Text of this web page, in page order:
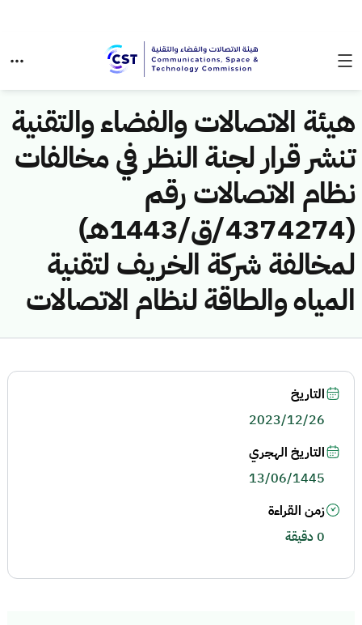
هيئة الاتصالات والفضاء والتقنية
تنشر قرار لجنة النظر في مخالفات
نظام الاتصالات رقم
(4374274/ق/1443هـ)
لمخالفة شركة الخريف لتقنية
المياه والطاقة لنظام الاتصالات
التاريخ
2023/12/26
التاريخ الهجري
13/06/1445
زمن القراءة
0 دقيقة